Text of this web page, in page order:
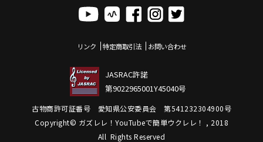
リンク 特定商取引法 お問い合わせ
JASRAC許諾
第9022965001Y45040号
古物商許可証番号 愛知県公安委員会 第541232304900号
Copyright© ガズレレ！YouTubeで簡単ウクレレ！ , 2018
All Rights Reserved